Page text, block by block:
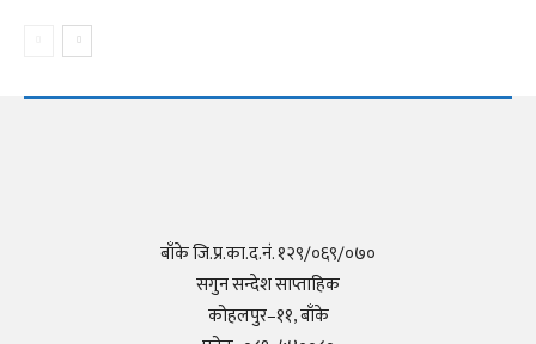
बाँके जि.प्र.का.द.नं. १२९/०६९/०७०
सगुन सन्देश साप्ताहिक
कोहलपुर–११, बाँके